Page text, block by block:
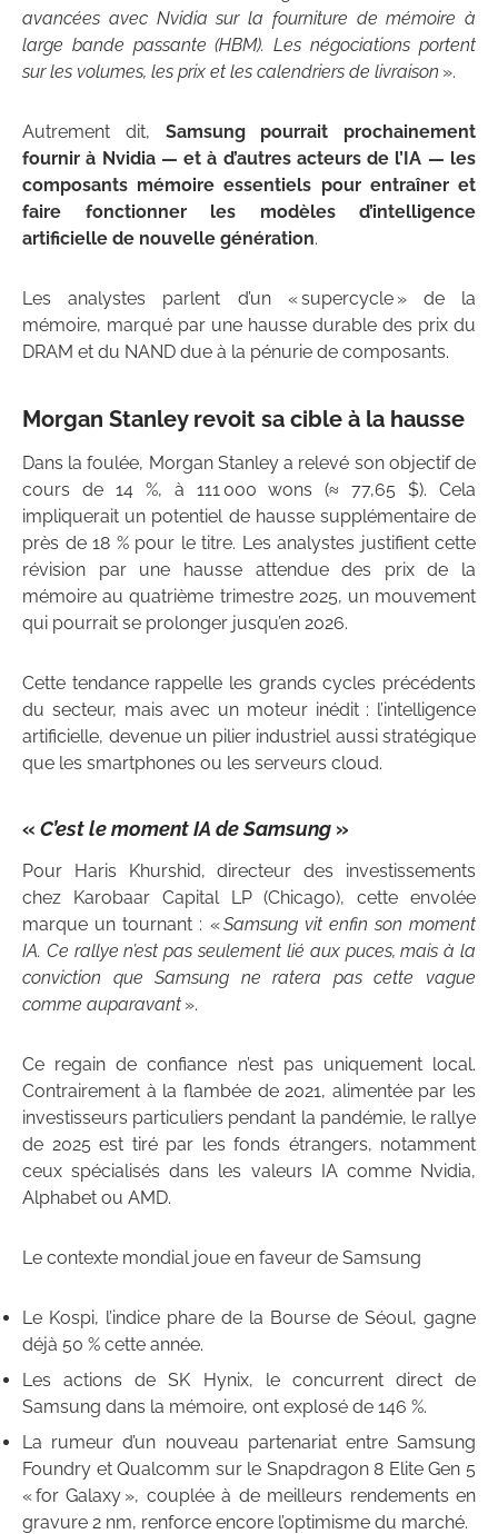
avancées avec Nvidia sur la fourniture de mémoire à
large bande passante (HBM). Les négociations portent
sur les volumes, les prix et les calendriers de livraison ».
Autrement dit, Samsung pourrait prochainement
fournir à Nvidia — et à d’autres acteurs de l’IA — les
composants mémoire essentiels pour entraîner et
faire fonctionner les modèles d’intelligence
artificielle de nouvelle génération.
Les analystes parlent d’un « supercycle » de la
mémoire, marqué par une hausse durable des prix du
DRAM et du NAND due à la pénurie de composants.
Morgan Stanley revoit sa cible à la hausse
Dans la foulée, Morgan Stanley a relevé son objectif de
cours de 14 %, à 111 000 wons (≈ 77,65 $). Cela
impliquerait un potentiel de hausse supplémentaire de
près de 18 % pour le titre. Les analystes justifient cette
révision par une hausse attendue des prix de la
mémoire au quatrième trimestre 2025, un mouvement
qui pourrait se prolonger jusqu’en 2026.
Cette tendance rappelle les grands cycles précédents
du secteur, mais avec un moteur inédit : l’intelligence
artificielle, devenue un pilier industriel aussi stratégique
que les smartphones ou les serveurs cloud.
« C’est le moment IA de Samsung »
Pour Haris Khurshid, directeur des investissements
chez Karobaar Capital LP (Chicago), cette envolée
marque un tournant : «Samsung vit enfin son moment
IA. Ce rallye n’est pas seulement lié aux puces, mais à la
conviction que Samsung ne ratera pas cette vague
comme auparavant ».
Ce regain de confiance n’est pas uniquement local.
Contrairement à la flambée de 2021, alimentée par les
investisseurs particuliers pendant la pandémie, le rallye
de 2025 est tiré par les fonds étrangers, notamment
ceux spécialisés dans les valeurs IA comme Nvidia,
Alphabet ou AMD.
Le contexte mondial joue en faveur de Samsung
Le Kospi, l’indice phare de la Bourse de Séoul, gagne
déjà 50 % cette année.
Les actions de SK Hynix, le concurrent direct de
Samsung dans la mémoire, ont explosé de 146 %.
La rumeur d’un nouveau partenariat entre Samsung
Foundry et Qualcomm sur le Snapdragon 8 Elite Gen 5
« for Galaxy », couplée à de meilleurs rendements en
gravure 2 nm, renforce encore l’optimisme du marché.